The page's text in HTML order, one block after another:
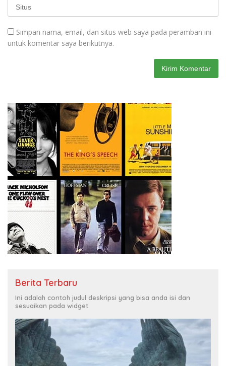
Simpan nama, email, dan situs web saya pada peramban ini
untuk komentar saya berikutnya.
Berita Terbaru
Ini adalah contoh judul deskripsi yang bisa anda isi dan
sesuaikan pada widget